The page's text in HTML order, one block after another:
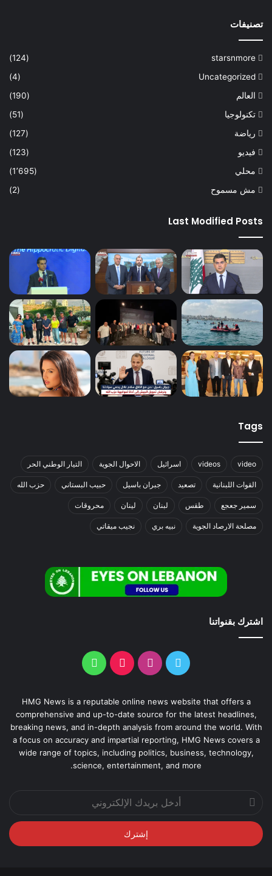
تصنيفات
starsnmore
(124)
Uncategorized
(4)
العالم
(190)
تكنولوجيا
(51)
رياضة
(127)
فيديو
(123)
محلي
(1٬695)
مش مسموح
(2)
Last Modified Posts
Tags
video
videos اسرائيل الاحوال الجوية التيار الوطني الحر
القوات اللبنانية تصعيد جبران باسيل حبيب البستاني حزب الله
سمير جعجع طقس لبنان لينان محروقات
مصلحة الارصاد الجوية نبيه بري نجيب ميقاتي
اشترك بقنواتنا
HMG News is a reputable online news website that offers a
comprehensive and up-to-date source for the latest headlines,
breaking news, and in-depth analysis from around the world. With
a focus on accuracy and impartial reporting, HMG News covers a
wide range of topics, including politics, business, technology,
science, entertainment, and more.
بريدك
الإلكتروني